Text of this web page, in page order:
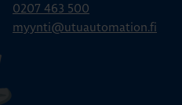
0207 463 500
myynti@utuautomation.fi